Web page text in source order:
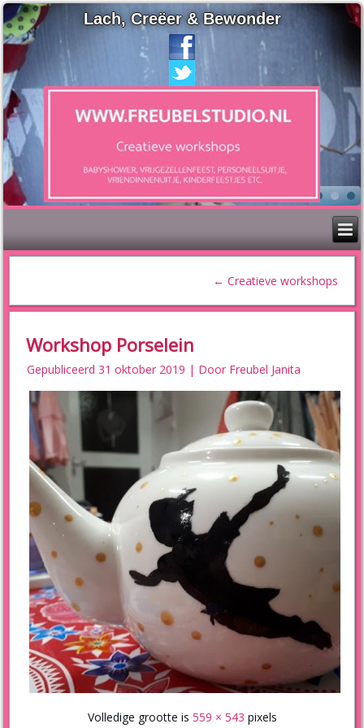
Lach, Creëer & Bewonder
← Creatieve workshops
Workshop Porselein
Gepubliceerd 31 oktober 2019 | Door Freubel Janita
Volledige grootte is 559 × 543 pixels